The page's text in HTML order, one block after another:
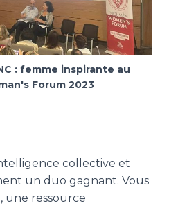
: femme inspirante au
Forum 2023
collective et
un duo gagnant. Vous
une ressource